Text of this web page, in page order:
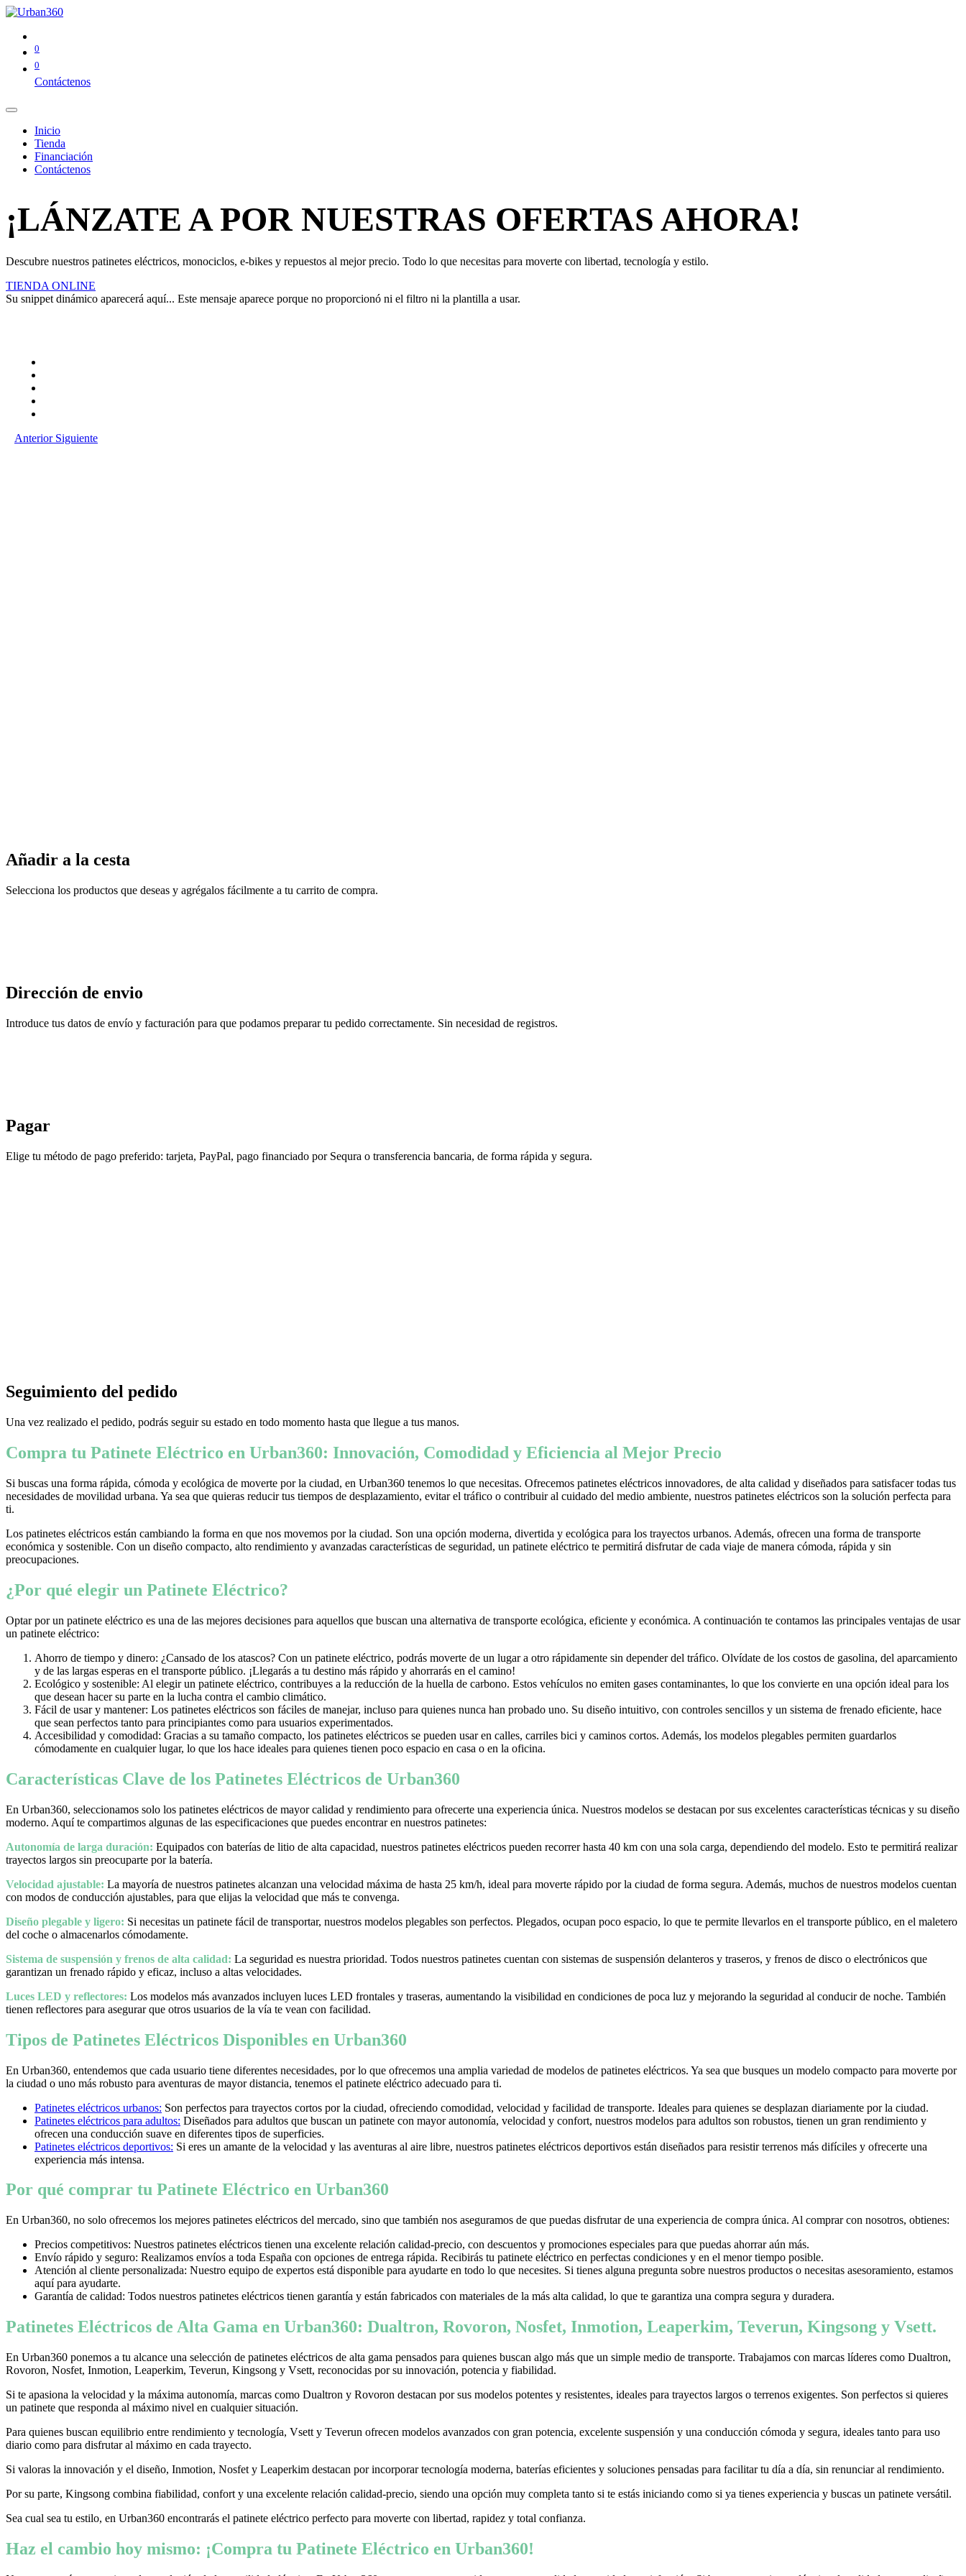
0
0
Contáctenos
Inicio
Tienda
Financiación
Contáctenos
¡LÁNZATE A POR NUESTRAS OFERTAS AHORA!
Descubre nuestros patinetes eléctricos, monociclos, e-bikes y repuestos al mejor precio. Todo lo que necesitas para moverte con libertad, tecnología y estilo.
TIENDA ONLINE
Su snippet dinámico aparecerá aquí... Este mensaje aparece porque no proporcionó ni el filtro ni la plantilla a usar.
Anterior Siguiente
Añadir a la cesta
Selecciona los productos que deseas y agrégalos fácilmente a tu carrito de compra.
Dirección de envio
Introduce tus datos de envío y facturación para que podamos preparar tu pedido correctamente. Sin necesidad de registros.
Pagar
Elige tu método de pago preferido: tarjeta, PayPal, pago financiado por Sequra o transferencia bancaria, de forma rápida y segura.
Seguimiento del pedido
Una vez realizado el pedido, podrás seguir su estado en todo momento hasta que llegue a tus manos.
Compra tu Patinete Eléctrico en Urban360: Innovación, Comodidad y Eficiencia al Mejor Precio
Si buscas una forma rápida, cómoda y ecológica de moverte por la ciudad, en Urban360 tenemos lo que necesitas. Ofrecemos patinetes eléctricos innovadores, de alta calidad y diseñados para satisfacer todas tus
necesidades de movilidad urbana. Ya sea que quieras reducir tus tiempos de desplazamiento, evitar el tráfico o contribuir al cuidado del medio ambiente, nuestros patinetes eléctricos son la solución perfecta para
ti.
Los patinetes eléctricos están cambiando la forma en que nos movemos por la ciudad. Son una opción moderna, divertida y ecológica para los trayectos urbanos. Además, ofrecen una forma de transporte
económica y sostenible. Con un diseño compacto, alto rendimiento y avanzadas características de seguridad, un patinete eléctrico te permitirá disfrutar de cada viaje de manera cómoda, rápida y sin
preocupaciones.
¿Por qué elegir un Patinete Eléctrico?
Optar por un patinete eléctrico es una de las mejores decisiones para aquellos que buscan una alternativa de transporte ecológica, eficiente y económica. A continuación te contamos las principales ventajas de usar
un patinete eléctrico:
Ahorro de tiempo y dinero: ¿Cansado de los atascos? Con un patinete eléctrico, podrás moverte de un lugar a otro rápidamente sin depender del tráfico. Olvídate de los costos de gasolina, del aparcamiento
y de las largas esperas en el transporte público. ¡Llegarás a tu destino más rápido y ahorrarás en el camino!
Ecológico y sostenible: Al elegir un patinete eléctrico, contribuyes a la reducción de la huella de carbono. Estos vehículos no emiten gases contaminantes, lo que los convierte en una opción ideal para los
que desean hacer su parte en la lucha contra el cambio climático.
Fácil de usar y mantener: Los patinetes eléctricos son fáciles de manejar, incluso para quienes nunca han probado uno. Su diseño intuitivo, con controles sencillos y un sistema de frenado eficiente, hace
que sean perfectos tanto para principiantes como para usuarios experimentados.
Accesibilidad y comodidad: Gracias a su tamaño compacto, los patinetes eléctricos se pueden usar en calles, carriles bici y caminos cortos. Además, los modelos plegables permiten guardarlos
cómodamente en cualquier lugar, lo que los hace ideales para quienes tienen poco espacio en casa o en la oficina.
Características Clave de los Patinetes Eléctricos de Urban360
En Urban360, seleccionamos solo los patinetes eléctricos de mayor calidad y rendimiento para ofrecerte una experiencia única. Nuestros modelos se destacan por sus excelentes características técnicas y su diseño
moderno. Aquí te compartimos algunas de las especificaciones que puedes encontrar en nuestros patinetes:
Autonomía de larga duración: Equipados con baterías de litio de alta capacidad, nuestros patinetes eléctricos pueden recorrer hasta 40 km con una sola carga, dependiendo del modelo. Esto te permitirá realizar
trayectos largos sin preocuparte por la batería.
Velocidad ajustable: La mayoría de nuestros patinetes alcanzan una velocidad máxima de hasta 25 km/h, ideal para moverte rápido por la ciudad de forma segura. Además, muchos de nuestros modelos cuentan
con modos de conducción ajustables, para que elijas la velocidad que más te convenga.
Diseño plegable y ligero: Si necesitas un patinete fácil de transportar, nuestros modelos plegables son perfectos. Plegados, ocupan poco espacio, lo que te permite llevarlos en el transporte público, en el maletero
del coche o almacenarlos cómodamente.
Sistema de suspensión y frenos de alta calidad: La seguridad es nuestra prioridad. Todos nuestros patinetes cuentan con sistemas de suspensión delanteros y traseros, y frenos de disco o electrónicos que
garantizan un frenado rápido y eficaz, incluso a altas velocidades.
Luces LED y reflectores: Los modelos más avanzados incluyen luces LED frontales y traseras, aumentando la visibilidad en condiciones de poca luz y mejorando la seguridad al conducir de noche. También
tienen reflectores para asegurar que otros usuarios de la vía te vean con facilidad.
Tipos de Patinetes Eléctricos Disponibles en Urban360
En Urban360, entendemos que cada usuario tiene diferentes necesidades, por lo que ofrecemos una amplia variedad de modelos de patinetes eléctricos. Ya sea que busques un modelo compacto para moverte por
la ciudad o uno más robusto para aventuras de mayor distancia, tenemos el patinete eléctrico adecuado para ti.
Patinetes eléctricos urbanos: Son perfectos para trayectos cortos por la ciudad, ofreciendo comodidad, velocidad y facilidad de transporte. Ideales para quienes se desplazan diariamente por la ciudad.
Patinetes eléctricos para adultos: Diseñados para adultos que buscan un patinete con mayor autonomía, velocidad y confort, nuestros modelos para adultos son robustos, tienen un gran rendimiento y
ofrecen una conducción suave en diferentes tipos de superficies.
Patinetes eléctricos deportivos: Si eres un amante de la velocidad y las aventuras al aire libre, nuestros patinetes eléctricos deportivos están diseñados para resistir terrenos más difíciles y ofrecerte una
experiencia más intensa.
Por qué comprar tu Patinete Eléctrico en Urban360
En Urban360, no solo ofrecemos los mejores patinetes eléctricos del mercado, sino que también nos aseguramos de que puedas disfrutar de una experiencia de compra única. Al comprar con nosotros, obtienes:
Precios competitivos: Nuestros patinetes eléctricos tienen una excelente relación calidad-precio, con descuentos y promociones especiales para que puedas ahorrar aún más.
Envío rápido y seguro: Realizamos envíos a toda España con opciones de entrega rápida. Recibirás tu patinete eléctrico en perfectas condiciones y en el menor tiempo posible.
Atención al cliente personalizada: Nuestro equipo de expertos está disponible para ayudarte en todo lo que necesites. Si tienes alguna pregunta sobre nuestros productos o necesitas asesoramiento, estamos
aquí para ayudarte.
Garantía de calidad: Todos nuestros patinetes eléctricos tienen garantía y están fabricados con materiales de la más alta calidad, lo que te garantiza una compra segura y duradera.
Patinetes Eléctricos de Alta Gama en Urban360: Dualtron, Rovoron, Nosfet, Inmotion, Leaperkim, Teverun, Kingsong y Vsett.
En Urban360 ponemos a tu alcance una selección de patinetes eléctricos de alta gama pensados para quienes buscan algo más que un simple medio de transporte. Trabajamos con marcas líderes como Dualtron,
Rovoron, Nosfet, Inmotion, Leaperkim, Teverun, Kingsong y Vsett, reconocidas por su innovación, potencia y fiabilidad.
Si te apasiona la velocidad y la máxima autonomía, marcas como Dualtron y Rovoron destacan por sus modelos potentes y resistentes, ideales para trayectos largos o terrenos exigentes. Son perfectos si quieres
un patinete que responda al máximo nivel en cualquier situación.
Para quienes buscan equilibrio entre rendimiento y tecnología, Vsett y Teverun ofrecen modelos avanzados con gran potencia, excelente suspensión y una conducción cómoda y segura, ideales tanto para uso
diario como para disfrutar al máximo en cada trayecto.
Si valoras la innovación y el diseño, Inmotion, Nosfet y Leaperkim destacan por incorporar tecnología moderna, baterías eficientes y soluciones pensadas para facilitar tu día a día, sin renunciar al rendimiento.
Por su parte, Kingsong combina fiabilidad, confort y una excelente relación calidad-precio, siendo una opción muy completa tanto si te estás iniciando como si ya tienes experiencia y buscas un patinete versátil.
Sea cual sea tu estilo, en Urban360 encontrarás el patinete eléctrico perfecto para moverte con libertad, rapidez y total confianza.
Haz el cambio hoy mismo: ¡Compra tu Patinete Eléctrico en Urban360!